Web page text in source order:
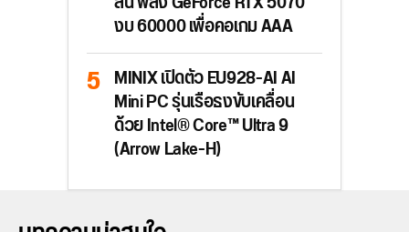
งบ 60000 เพื่อคอเกม AAA
MINIX เปิดตัว EU928-AI AI
Mini PC รุ่นเรือธงขับเคลื่อน
ด้วย Intel® Core™ Ultra 9
(Arrow Lake-H)